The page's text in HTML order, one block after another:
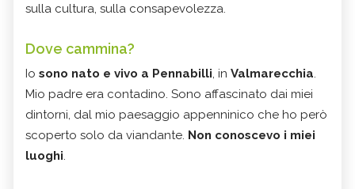
sulla cultura, sulla consapevolezza.
Dove cammina?
Io sono nato e vivo a Pennabilli, in Valmarecchia.
Mio padre era contadino. Sono affascinato dai miei
dintorni, dal mio paesaggio appenninico che ho però
scoperto solo da viandante. Non conoscevo i miei
luoghi.